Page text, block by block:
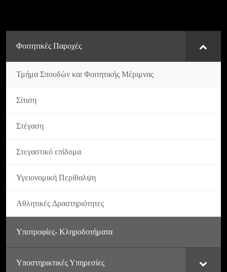
Φοιτητικές Παροχές
Τμήμα Σπουδών και Φοιτητικής Μέριμνας
Σίτιση
Στέγαση
Στεγαστικό επίδομα
Υγειονομική Περίθαλψη
Αθλητικές Δραστηριότητες
Υποτροφίες- Κληροδοτήματα
Υποστηρικτικές Υπηρεσίες